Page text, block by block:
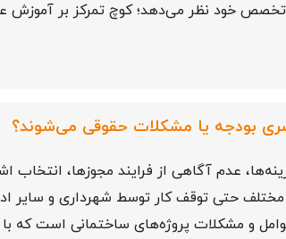
تخصص خود نظر می‌دهد؛ کوچ تمرکز بر
بودجه یا مشکلات حقوقی می‌شوند؟
عدم آگاهی از فرایند مجوزها، انتخاب
حتی توقف کار توسط شهرداری و سایر
و مشکلات پروژه‌های ساختمانی است که